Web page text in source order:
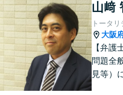
ごとに
にお越
室対応
山﨑
トータ
大阪
【弁護
問題全
見等）